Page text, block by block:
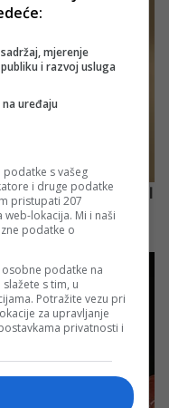
mjerenje
i razvoj usluga
uređaju
s vašeg
i druge podatke
pristupati 207
lokacija. Mi i naši
podatke o
podatke na
s tim, u
Potražite vezu pri
za upravljanje
privatnosti i